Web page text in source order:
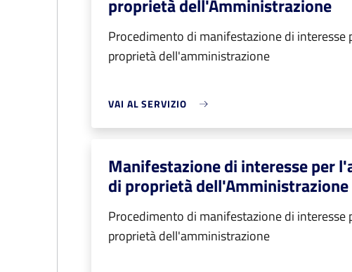
proprietà dell'Amministrazione
Procedimento di manifestazione di
proprietà dell'amministrazione
VAI AL SERVIZIO
Manifestazione di interesse per
di proprietà dell'Amministrazione
Procedimento di manifestazione di
proprietà dell'amministrazione